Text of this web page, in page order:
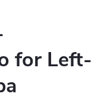
for Left-